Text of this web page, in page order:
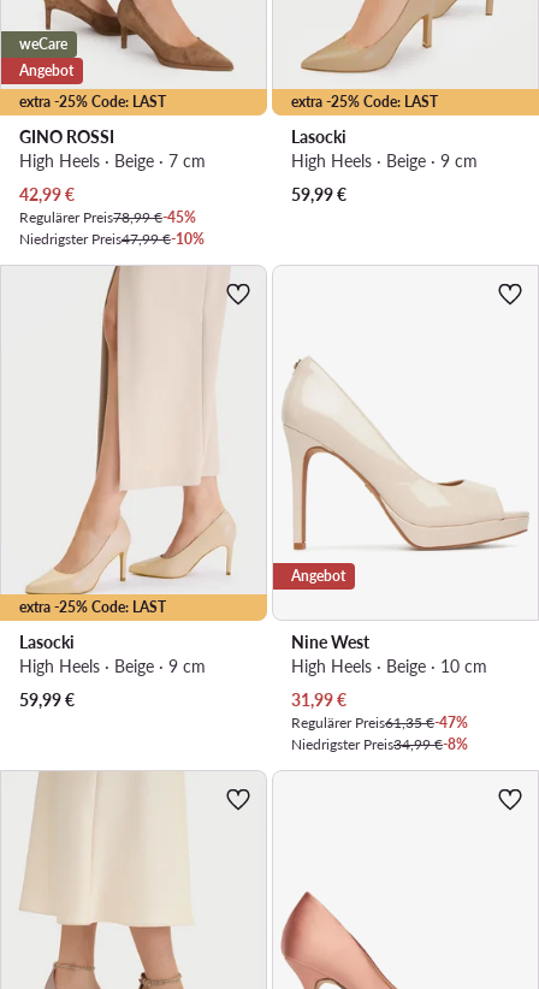
extra -25% Code: LAST
weCare
Angebot
GINO ROSSI
High Heels · Beige · 7 cm
Aktueller Preis
42,99€
Regulärer Preis78,99 €-45%
Niedrigster Preis47,99 €-10%
extra -25% Code: LAST
Lasocki
High Heels · Beige · 9 cm
59,99€
extra -25% Code: LAST
Lasocki
High Heels · Beige · 9 cm
59,99€
Angebot
Nine West
High Heels · Beige · 10 cm
Aktueller Preis
31,99€
Regulärer Preis61,35 €-47%
Niedrigster Preis34,99 €-8%